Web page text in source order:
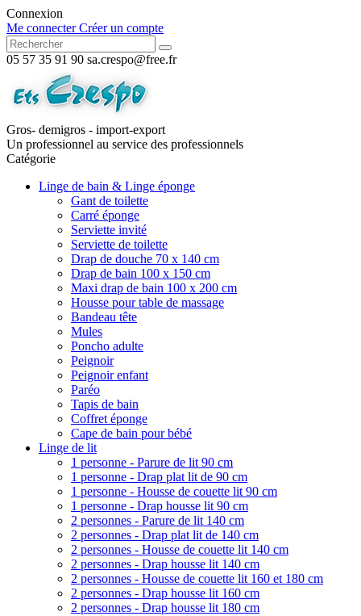
Connexion
Me connecter Créer un compte
05 57 35 91 90 sa.crespo@free.fr
Gros- demigros - import-export
Un professionnel au service des professionnels
Catégorie
Linge de bain & Linge éponge
Gant de toilette
Carré éponge
Serviette invité
Serviette de toilette
Drap de douche 70 x 140 cm
Drap de bain 100 x 150 cm
Maxi drap de bain 100 x 200 cm
Housse pour table de massage
Bandeau tête
Mules
Poncho adulte
Peignoir
Peignoir enfant
Paréo
Tapis de bain
Coffret éponge
Cape de bain pour bébé
Linge de lit
1 personne - Parure de lit 90 cm
1 personne - Drap plat lit de 90 cm
1 personne - Housse de couette lit 90 cm
1 personne - Drap housse lit 90 cm
2 personnes - Parure de lit 140 cm
2 personnes - Drap plat lit de 140 cm
2 personnes - Housse de couette lit 140 cm
2 personnes - Drap housse lit 140 cm
2 personnes - Housse de couette lit 160 et 180 cm
2 personnes - Drap housse lit 160 cm
2 personnes - Drap housse lit 180 cm